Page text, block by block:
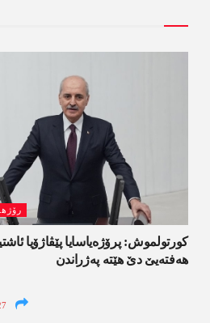
کورتولموش: پرۆژەیاسایا پێڤاژۆیا
ھەفتەیێ دێ هێتە پەژراندن